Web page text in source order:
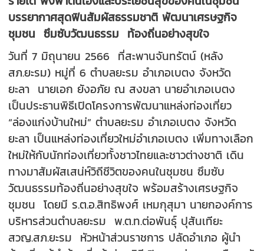
บรรยากาศสุดฟินสัมผัสธรรมชาติ พัฒนาเศรษฐกิจ
ชุมชน ซึมซับวัฒนธรรม ท้องถิ่นอย่างสุขใจ
วันที่ 7 มิถุนายน 2566 ที่สะพานจันทรัตน์ (หลัง
สภ.ยะรม) หมู่ที่ 6 ตำบลยะรม อำเภอเบตง จังหวัด
ยะลา นายเอก ยังอภัย ณ สงขลา นายอำเภอเบตง
เป็นประธานพิธีเปิดโครงการพัฒนาแหล่งท่องเที่ยว
“ล่องแก่งบ้านใหม่” ตำบลยะรม อำเภอเบตง จังหวัด
ยะลา เป็นแหล่งท่องเที่ยวใหม่อำเภอเบตง เพิ่มทางเลือก
ใหม่ให้กับนักท่องเที่ยวทั้งชาวไทยและชาวต่างชาติ เดิน
ทางมาสัมผัสเสน่ห์วิถีชีวิตของคนในชุมชน ซึมซับ
วัฒนธรรมท้องถิ่นอย่างสุขใจ พร้อมสร้างเศรษฐกิจ
ชุมชน โดยมี ร.ต.อ.สิทธิพงศ์ เหมกุสุมา นายกองค์การ
บริหารส่วนตำบลยะรม พ.ต.ท.ต่อพันธุ์ ปุสันเทียะ
สวญ.สภ.ยะรม หัวหน้าส่วนราชการ ปลัดอำเภอ ผู้นำ